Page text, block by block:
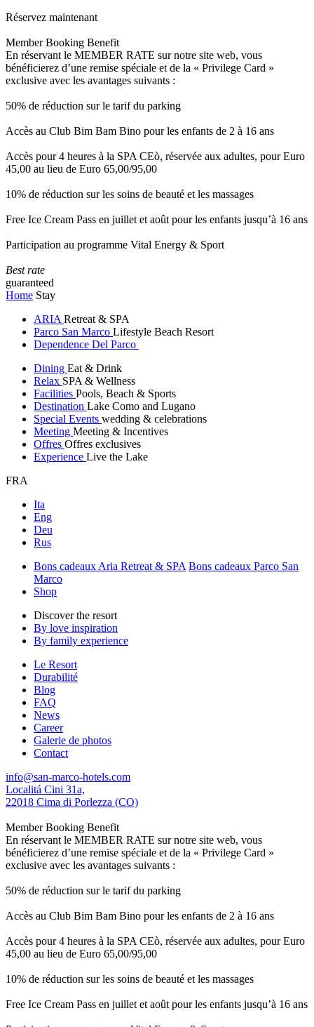
Réservez maintenant
Member Booking Benefit
En réservant le MEMBER RATE sur notre site web, vous
bénéficierez d’une remise spéciale et de la « Privilege Card »
exclusive avec les avantages suivants :
50% de réduction sur le tarif du parking
Accès au Club Bim Bam Bino pour les enfants de 2 à 16 ans
Accès pour 4 heures à la SPA CEò, réservée aux adultes, pour Euro
45,00 au lieu de Euro 65,00/95,00
10% de réduction sur les soins de beauté et les massages
Free Ice Cream Pass en juillet et août pour les enfants jusqu’à 16 ans
Participation au programme Vital Energy & Sport
Best rate
guaranteed
Home Stay
ARIA Retreat & SPA
Parco San Marco Lifestyle Beach Resort
Dependence Del Parco
Dining Eat & Drink
Relax SPA & Wellness
Facilities Pools, Beach & Sports
Destination Lake Como and Lugano
Special Events wedding & celebrations
Meeting Meeting & Incentives
Offres Offres exclusives
Experience Live the Lake
FRA
Ita
Eng
Deu
Rus
Bons cadeaux Aria Retreat & SPA Bons cadeaux Parco San
Marco
Shop
Discover the resort
By love inspiration
By family experience
Le Resort
Durabilité
Blog
FAQ
News
Career
Galerie de photos
Contact
info@san-marco-hotels.com
Localitá Cini 31a,
22018 Cima di Porlezza (CO)
Member Booking Benefit
En réservant le MEMBER RATE sur notre site web, vous
bénéficierez d’une remise spéciale et de la « Privilege Card »
exclusive avec les avantages suivants :
50% de réduction sur le tarif du parking
Accès au Club Bim Bam Bino pour les enfants de 2 à 16 ans
Accès pour 4 heures à la SPA CEò, réservée aux adultes, pour Euro
45,00 au lieu de Euro 65,00/95,00
10% de réduction sur les soins de beauté et les massages
Free Ice Cream Pass en juillet et août pour les enfants jusqu’à 16 ans